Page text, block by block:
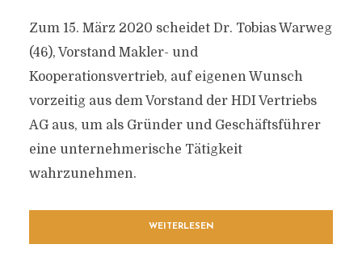
Zum 15. März 2020 scheidet Dr. Tobias Warweg
(46), Vorstand Makler- und
Kooperationsvertrieb, auf eigenen Wunsch
vorzeitig aus dem Vorstand der HDI Vertriebs
AG aus, um als Gründer und Geschäftsführer
eine unternehmerische Tätigkeit
wahrzunehmen.
WEITERLESEN